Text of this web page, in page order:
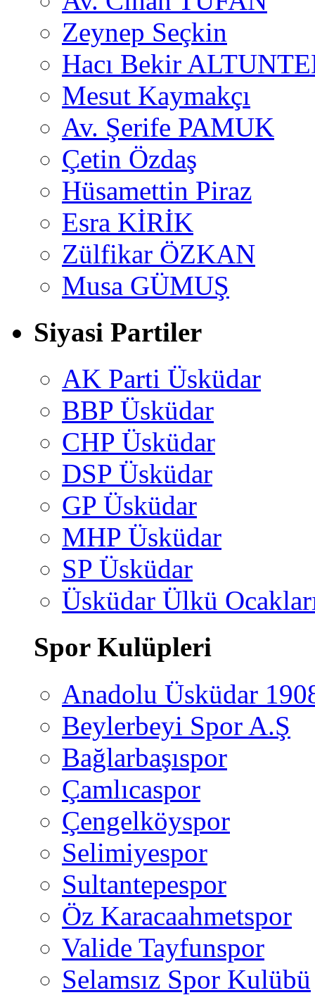
Zeynep Seçkin
Hacı Bekir
Mesut Kaymakçı
Av. Şerife PAMUK
Çetin Özdaş
Hüsamettin Piraz
Esra KİRİK
Zülfikar ÖZKAN
Musa GÜMUŞ
Siyasi Partiler
AK Parti Üsküdar
BBP Üsküdar
CHP Üsküdar
DSP Üsküdar
GP Üsküdar
MHP Üsküdar
SP Üsküdar
Üsküdar Ülkü
Spor Kulüpleri
Anadolu Üsküdar
Beylerbeyi Spor A.Ş
Bağlarbaşıspor
Çamlıcaspor
Çengelköyspor
Selimiyespor
Sultantepespor
Öz Karacaahmetspor
Valide Tayfunspor
Selamsız Spor Kulübü